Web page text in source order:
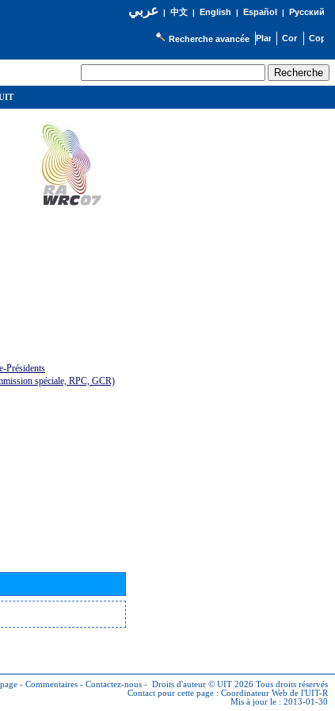
عربي| 中文| English | Español | Русский
Recherche avancée
Présidents
spéciale, RPC, GCR)
- Commentaires - Contactez-nous - Droits d'auteur © UIT 2026 Tous droits réservés
Contact pour cette page : Coordinateur Web de l'UIT-R
Mis à jour le : 2013-01-30